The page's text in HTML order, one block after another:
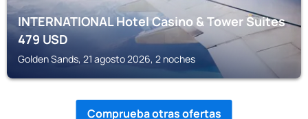
INTERNATIONAL Hotel Casino & Tower Suites
479USD
Golden Sands, 21 agosto 2026, 2 noches
Comprueba otras ofertas